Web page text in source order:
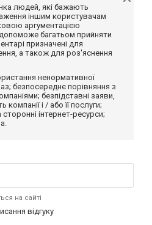
людей, які бажають
іншим користувачам
аргументацією
багатьом прийняти
призначені для
а також для роз'яснення
ненормативної
безпосереднє порівняння з
безпідставні заяви,
і / або її послуги;
інтернет-ресурси;
на сайті
відгуку